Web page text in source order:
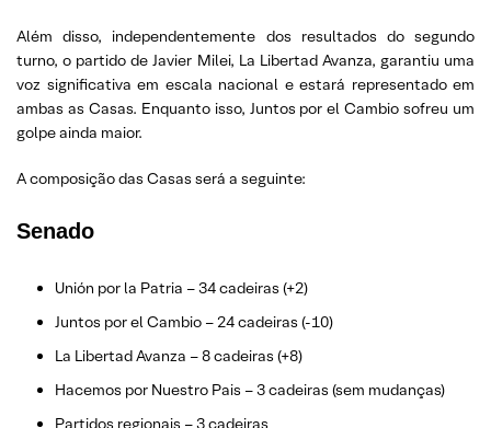
Além disso, independentemente dos resultados do segundo
turno, o partido de Javier Milei, La Libertad Avanza, garantiu uma
voz significativa em escala nacional e estará representado em
ambas as Casas. Enquanto isso, Juntos por el Cambio sofreu um
golpe ainda maior.
A composição das Casas será a seguinte:
Senado
Unión por la Patria – 34 cadeiras (+2)
Juntos por el Cambio – 24 cadeiras (-10)
La Libertad Avanza – 8 cadeiras (+8)
Hacemos por Nuestro Pais – 3 cadeiras (sem mudanças)
Partidos regionais – 3 cadeiras